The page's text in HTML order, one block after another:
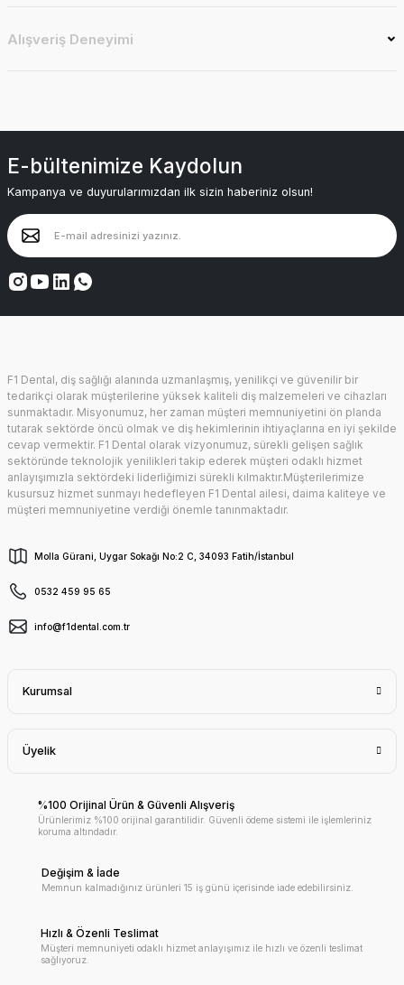
Alışveriş Deneyimi
E-bültenimize Kaydolun
Kampanya ve duyurularımızdan ilk sizin haberiniz olsun!
F1 Dental, diş sağlığı alanında uzmanlaşmış, yenilikçi ve güvenilir bir
tedarikçi olarak müşterilerine yüksek kaliteli diş malzemeleri ve cihazları
sunmaktadır. Misyonumuz, her zaman müşteri memnuniyetini ön planda
tutarak sektörde öncü olmak ve diş hekimlerinin ihtiyaçlarına en iyi şekilde
cevap vermektir. F1 Dental olarak vizyonumuz, sürekli gelişen sağlık
sektöründe teknolojik yenilikleri takip ederek müşteri odaklı hizmet
anlayışımızla sektördeki liderliğimizi sürekli kılmaktır.Müşterilerimize
kusursuz hizmet sunmayı hedefleyen F1 Dental ailesi, daima kaliteye ve
müşteri memnuniyetine verdiği önemle tanınmaktadır.
Molla Gürani, Uygar Sokağı No:2 C, 34093 Fatih/İstanbul
0532 459 95 65
info@f1dental.com.tr
Kurumsal
Üyelik
%100 Orijinal Ürün & Güvenli Alışveriş
Ürünlerimiz %100 orijinal garantilidir. Güvenli ödeme sistemi ile işlemleriniz
koruma altındadır.
Değişim & İade
Memnun kalmadığınız ürünleri 15 iş günü içerisinde iade edebilirsiniz.
Hızlı & Özenli Teslimat
Müşteri memnuniyeti odaklı hizmet anlayışımız ile hızlı ve özenli teslimat
sağlıyoruz.